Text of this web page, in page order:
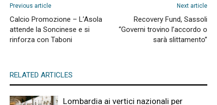
Previous article
Calcio Promozione – L’Asola
attende la Soncinese e si
rinforza con Taboni
Next article
Recovery Fund, Sassoli
“Governi trovino l’accordo o
sarà slittamento”
RELATED ARTICLES
Lombardia ai vertici nazionali per